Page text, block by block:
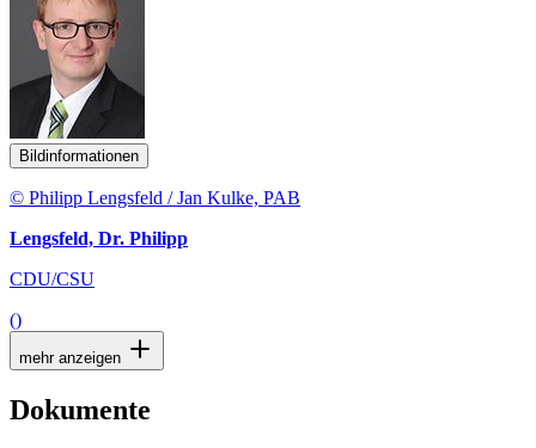
Bildinformationen
© Philipp Lengsfeld / Jan Kulke, PAB
Lengsfeld, Dr. Philipp
CDU/CSU
()
mehr anzeigen
Dokumente